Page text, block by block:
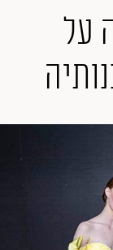
על